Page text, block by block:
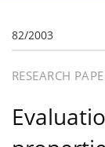
82/2003
RESEARCH